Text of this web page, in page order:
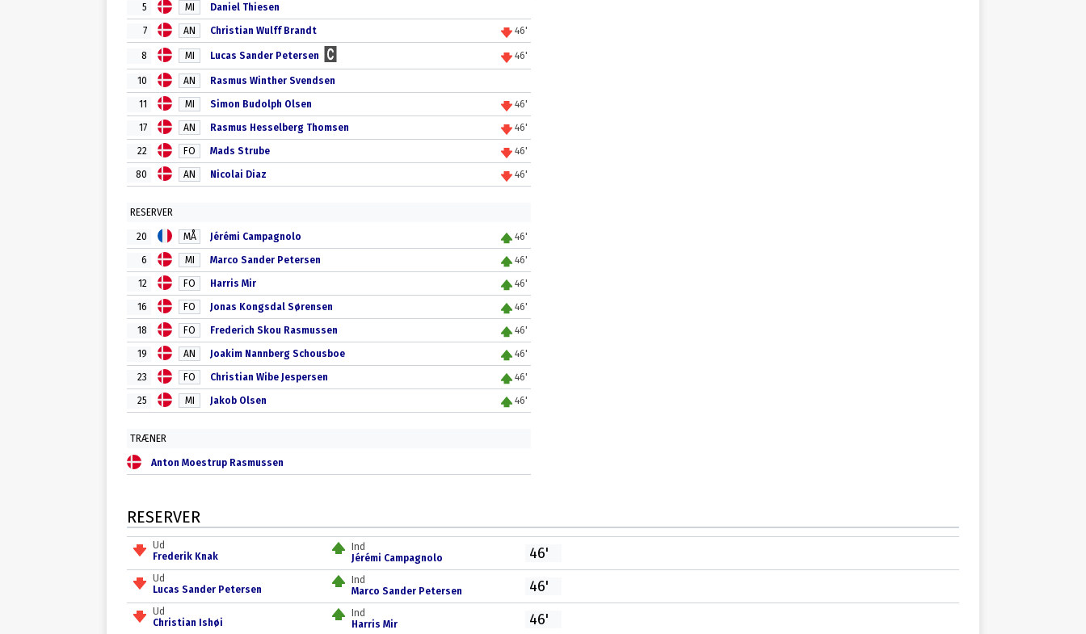
5 MI Daniel Thiesen
7 AN Christian Wulff Brandt 46'
8 MI Lucas Sander Petersen 46'
10 AN Rasmus Winther Svendsen
11 MI Simon Budolph Olsen 46'
17 AN Rasmus Hesselberg Thomsen 46'
22 FO Mads Strube 46'
80 AN Nicolai Diaz 46'
RESERVER
20 MÅ Jérémi Campagnolo 46'
6 MI Marco Sander Petersen 46'
12 FO Harris Mir 46'
16 FO Jonas Kongsdal Sørensen 46'
18 FO Frederich Skou Rasmussen 46'
19 AN Joakim Nannberg Schousboe 46'
23 FO Christian Wibe Jespersen 46'
25 MI Jakob Olsen 46'
TRÆNER
Anton Moestrup Rasmussen
RESERVER
Ud
Frederik Knak
Ind
Jérémi Campagnolo
46'
Ud
Lucas Sander Petersen
Ind
Marco Sander Petersen
46'
Ud
Christian Ishøi
Ind
Harris Mir
46'